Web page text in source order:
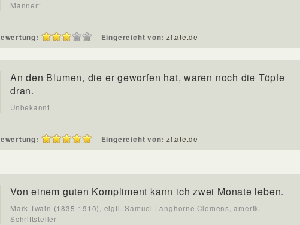
Männer“
Eingereicht von: zitate.de
An den Blumen, die er geworfen hat, waren noch die Töpfe
dran.
Unbekannt
Eingereicht von: zitate.de
Von einem guten Kompliment kann ich zwei Monate leben.
Mark Twain (1835-1910), eigtl. Samuel Langhorne Clemens, amerik.
Schriftsteller